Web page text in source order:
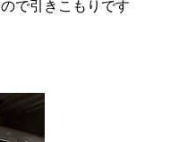
で引きこもりです